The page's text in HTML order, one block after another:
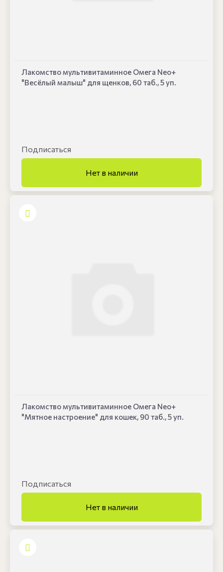
Лакомство мультивитаминное Омега Neo+
"Весёлый малыш" для щенков, 60 таб., 5 уп.
Подписаться
Лакомство мультивитаминное Омега Neo+
"Мятное настроение" для кошек, 90 таб., 5 уп.
Подписаться